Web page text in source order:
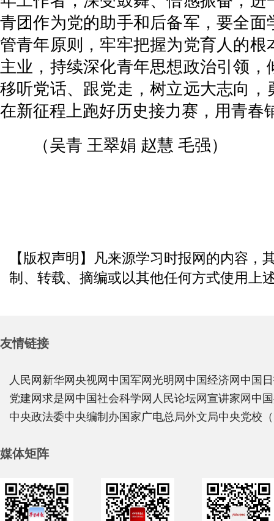
青团作为党的助手和后备军，要全
管青年原则，牢牢把握为党育人的
主业，持续深化青年思想政治引领
移听党话、跟党走，树立远大志向
在新征程上跑好历史接力赛，用青春
（吴青 王翠娟 赵慧 毛强）
【版权声明】凡来源学习时报网的内容
制、转载、摘编或以其他任何方式使用上
友情链接
人民网 新华网 央视网 中国军网 光明网 中国经济网 中国
党建网 求是网 中国社会科学网 人民论坛网 宣讲家网 中
中央政法委中央编制办国家广电总局外文局中央党校
媒体矩阵